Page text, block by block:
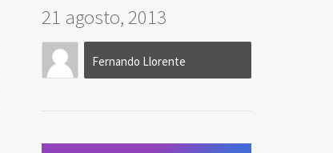
21 agosto, 2013
Fernando Llorente